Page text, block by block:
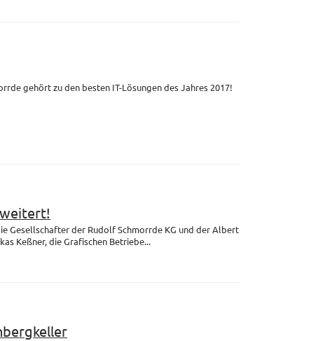
gehört zu den besten IT-Lösungen des Jahres 2017!
Gesellschafter der Rudolf Schmorrde KG und der Albert
Keßner, die Grafischen Betriebe...